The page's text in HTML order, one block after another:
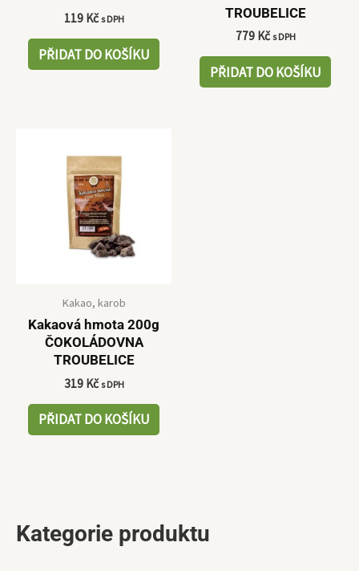
Kategorie produktu
119 Kč s DPH
PŘIDAT DO KOŠÍKU
TROUBELICE
779 Kč s DPH
PŘIDAT DO KOŠÍKU
Kakao, karob
Kakaová hmota 200g
ČOKOLÁDOVNA
TROUBELICE
319 Kč s DPH
PŘIDAT DO KOŠÍKU